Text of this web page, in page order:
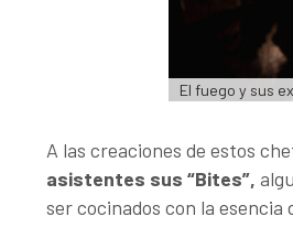
El fuego y sus
A las creaciones de estos
asistentes sus “Bites”,
ser cocinados con la esencia